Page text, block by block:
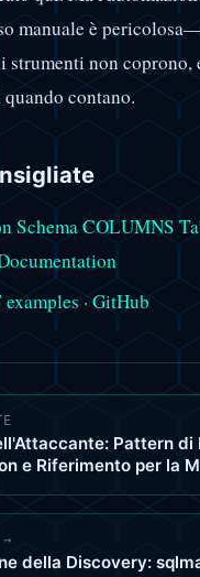
manuale è
strumenti non coprono,
contano.
Schema COLUMNS
· GitHub
Pattern di
e Riferimento per la
→
della Discovery: